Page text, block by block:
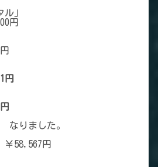
発キャピタル」
円
屋」
ーボン」
デプロ」
りました。
￥58,567円